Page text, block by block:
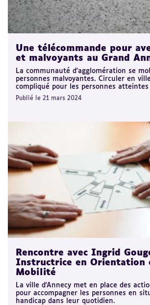
Une télécommande pour
et malvoyants au Grand
La communauté d'agglomération se
personnes malvoyantes. Circuler en
compliqué pour les personnes atteintes
Publié le 21 mars 2024
Rencontre avec Ingrid
Instructrice en Orientation
Mobilité
La ville d'Annecy met en place des
pour accompagner les personnes en
handicap dans leur quotidien.